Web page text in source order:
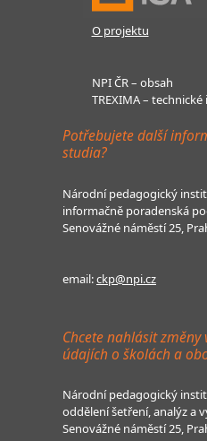
O projektu
NPI ČR – obsah
TREXIMA – technické
Potřebujete další
studia?
Národní pedagogický
informačně poradenská
Senovážné náměstí 25,
email:ckp@npi.cz
Chcete nahlásit změny
údajích o školách a
Národní pedagogický
oddělení šetření, analýz a
Senovážné náměstí 25,